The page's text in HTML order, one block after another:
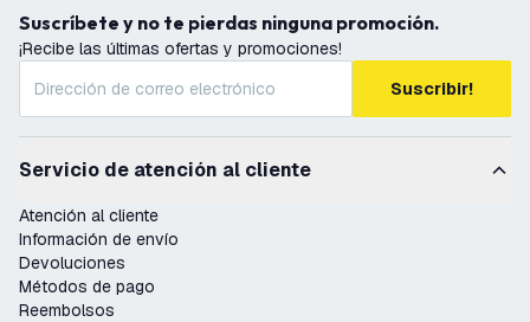
Suscríbete y no te pierdas ninguna promoción.
¡Recibe las últimas ofertas y promociones!
Suscribir!
Servicio de atención al cliente
Atención al cliente
Información de envío
Devoluciones
Métodos de pago
Reembolsos